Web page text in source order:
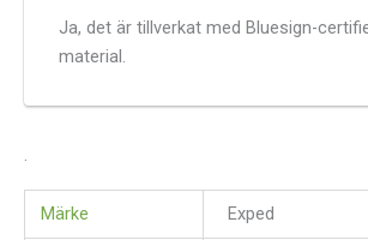
Ja, det är tillverkat med Bluesign-
material.
.
Märke Exped